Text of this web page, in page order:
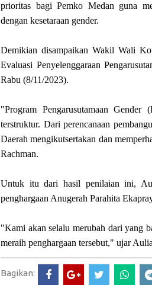
prioritas bagi Pemko Medan guna
dengan kesetaraan gender.
Demikian disampaikan Wakil Wali
Evaluasi Penyelenggaraan
Rabu (8/11/2023).
"Program Pengarusutamaan
terstruktur. Dari perencanaan
Daerah mengikutsertakan dan
Rachman.
Untuk itu dari hasil penilaian ini,
penghargaan Anugerah Parahita
"Kami akan selalu merubah dari yang
meraih penghargaan tersebut," ujar
Bagikan: